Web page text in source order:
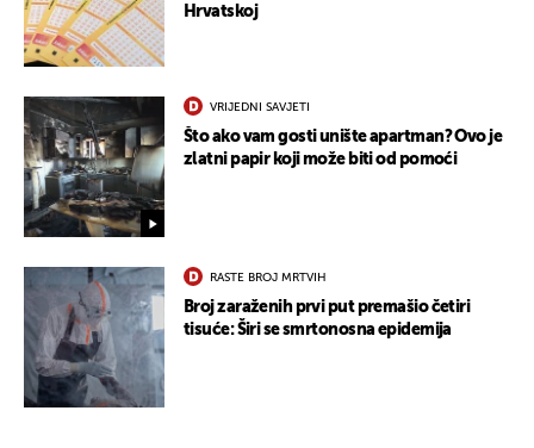
Hrvatskoj
VRIJEDNI SAVJETI
Što ako vam gosti unište apartman? Ovo je
zlatni papir koji može biti od pomoći
RASTE BROJ MRTVIH
Broj zaraženih prvi put premašio četiri
tisuće: Širi se smrtonosna epidemija
UKLJUČITE NOTIFIKACIJE